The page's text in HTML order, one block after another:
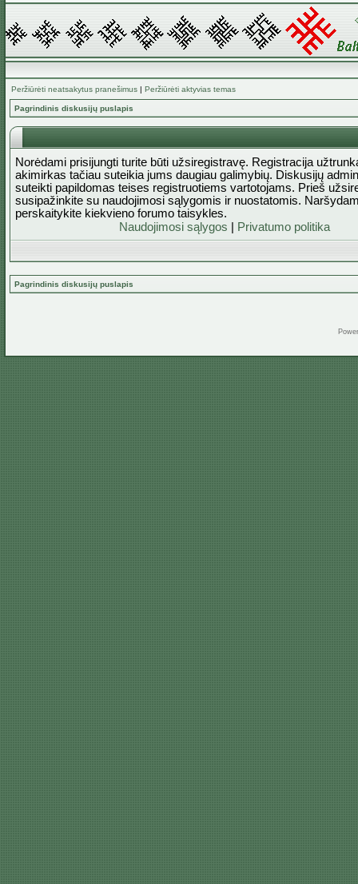
Peržiūrėti neatsakytus pranešimus | Peržiūrėti aktyvias temas
Pagrindinis diskusijų puslapis
Norėdami prisijungti turite būti užsiregistravę. Registracija
akimirkas tačiau suteikia jums daugiau galimybių. Diskusijų
suteikti papildomas teises registruotiems vartotojams. Prieš
susipažinkite su naudojimosi sąlygomis ir nuostatomis.
perskaitykite kiekvieno forumo taisykles.
Naudojimosi sąlygos
Privatumo politika
Pagrindinis diskusijų puslapis